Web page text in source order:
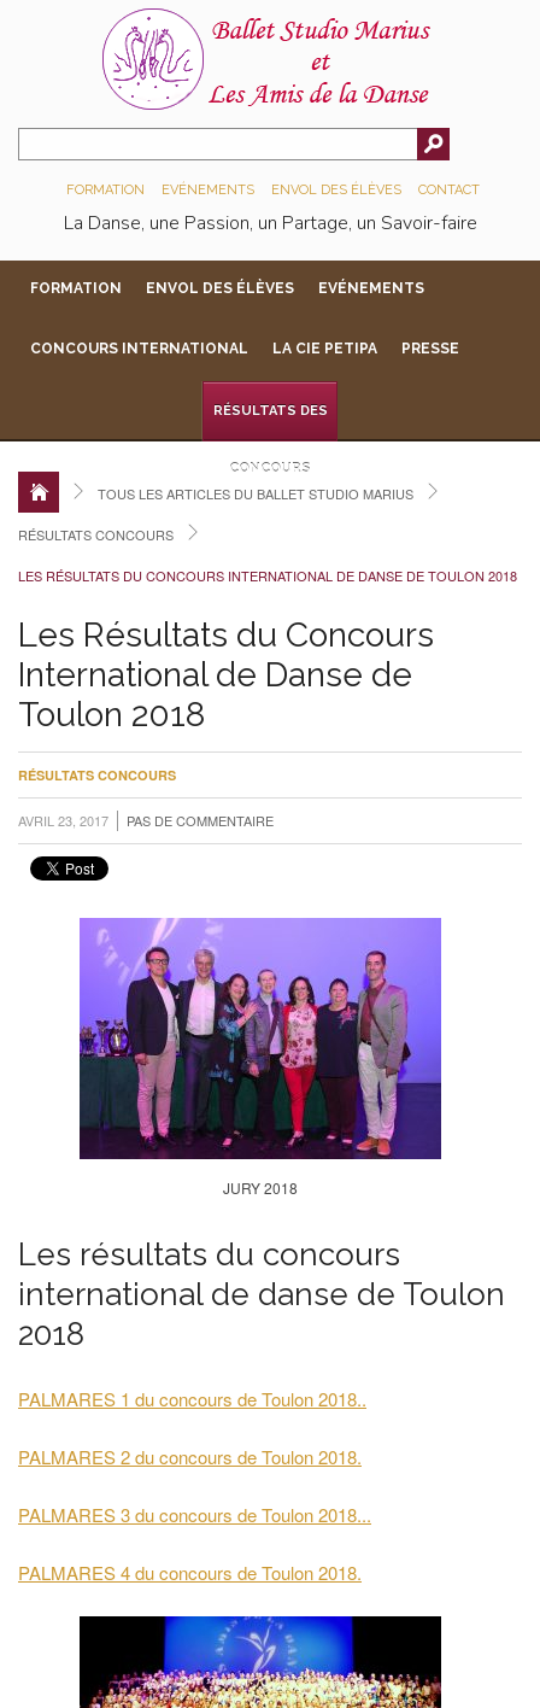
FORMATION EVÉNEMENTS ENVOL DES ÉLÈVES CONTACT
La Danse, une Passion, un Partage, un Savoir-faire
FORMATION ENVOL DES ÉLÈVES EVÉNEMENTS
CONCOURS INTERNATIONAL LA CIE PETIPA PRESSE
RÉSULTATS DES
CONCOURS
TOUS LES ARTICLES DU BALLET STUDIO MARIUS
RÉSULTATS CONCOURS
LES RÉSULTATS DU CONCOURS INTERNATIONAL DE DANSE DE TOULON 2018
Les Résultats du Concours
International de Danse de
Toulon 2018
RÉSULTATS CONCOURS
AVRIL 23, 2017 PAS DE COMMENTAIRE
JURY 2018
Les résultats du concours
international de danse de Toulon
2018
PALMARES 1 du concours de Toulon 2018..
PALMARES 2 du concours de Toulon 2018.
PALMARES 3 du concours de Toulon 2018...
PALMARES 4 du concours de Toulon 2018.